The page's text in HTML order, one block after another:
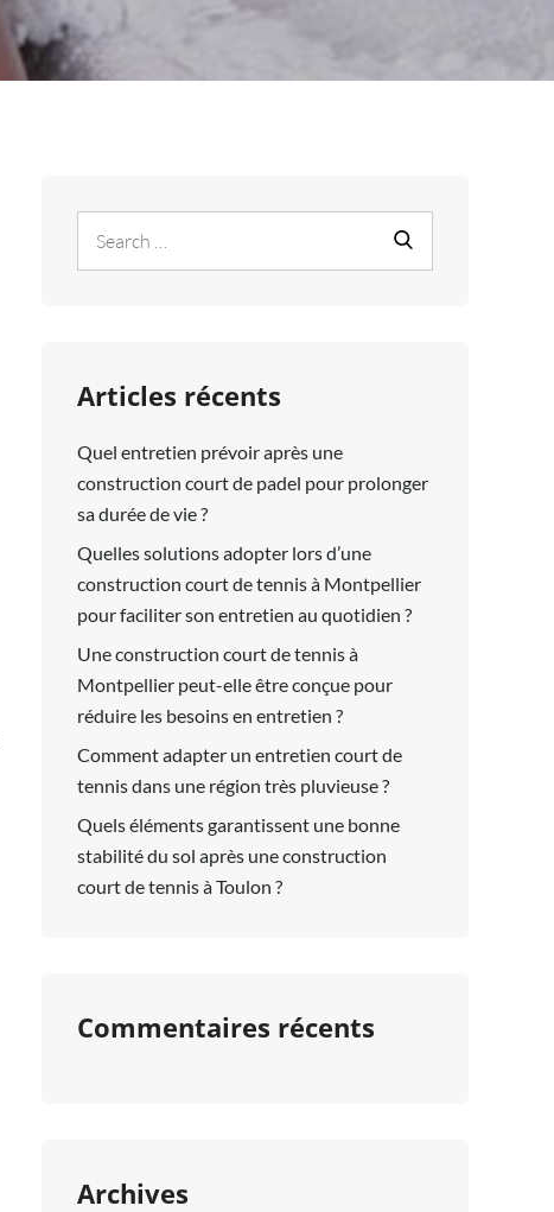
for:
Articles récents
Quel entretien prévoir après une
construction court de padel pour prolonger
sa durée de vie ?
Quelles solutions adopter lors d’une
construction court de tennis à Montpellier
pour faciliter son entretien au quotidien ?
Une construction court de tennis à
Montpellier peut-elle être conçue pour
réduire les besoins en entretien ?
Comment adapter un entretien court de
tennis dans une région très pluvieuse ?
Quels éléments garantissent une bonne
stabilité du sol après une construction
court de tennis à Toulon ?
Commentaires récents
Archives